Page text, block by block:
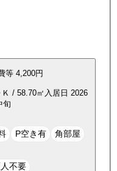
等 4,200円
/ 58.70㎡ 入居日 2026
旬
P空き有 角部屋
不要